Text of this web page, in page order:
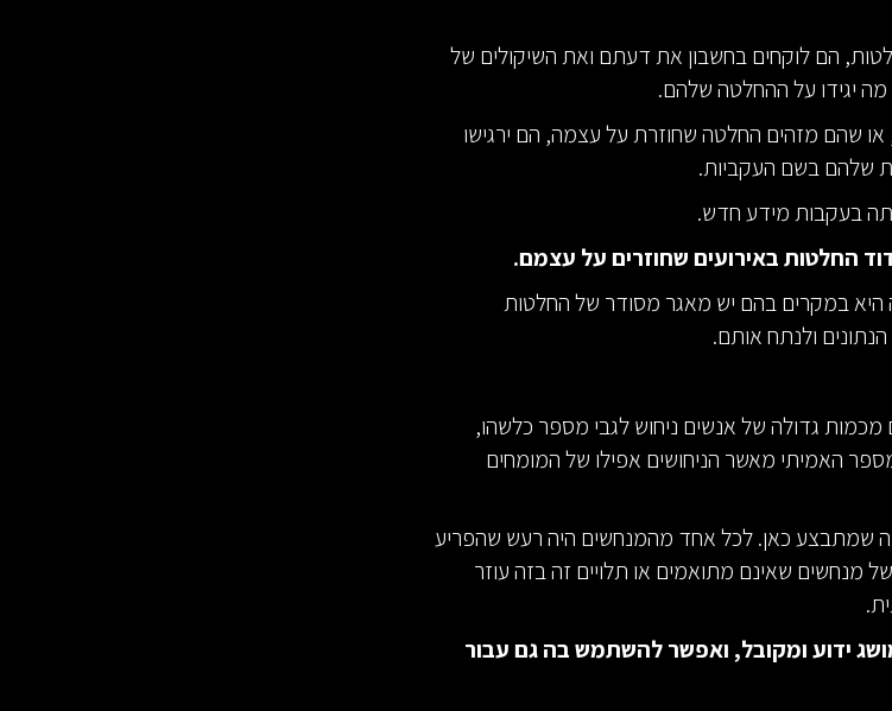
הם לוקחים בחשבון את דעתם ואת השיקולים של
יגידו על ההחלטה שלהם.
שהם מזהים החלטה שחוזרת על עצמה, הם ירגישו
שלהם בשם העקביות.
בעקבות מידע חדש.
החלטות באירועים שחוזרים על עצמם.
במקרים בהם יש מאגר מסודר של החלטות
ולנתח אותם.
גדולה של אנשים ניחוש לגבי מספר כלשהו,
האמיתי מאשר הניחושים אפילו של המומחים
שמתבצע כאן. לכל אחד מהמנחשים היה רעש שהפריע
מנחשים שאינם מתואמים או תלויים זה בזה עוזר
ידוע ומקובל, ואפשר להשתמש בה גם עבור